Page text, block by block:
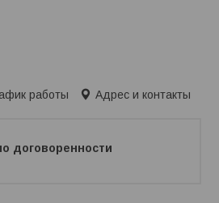
работы Адрес и контакты
договоренности